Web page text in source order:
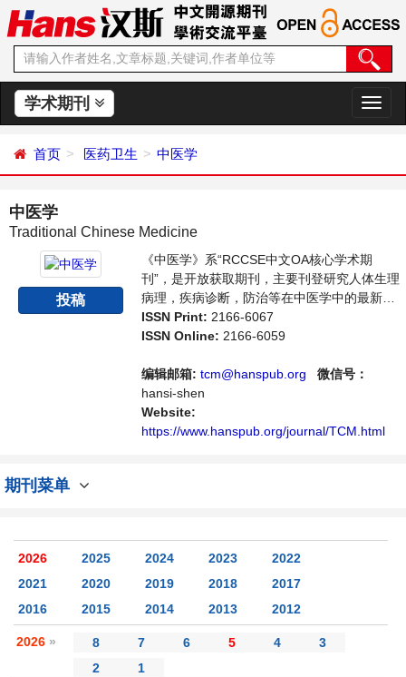
学术期刊
切
换
首页 医药卫生 中医学
中医学
Traditional Chinese Medicine
投稿
《中医学》系“RCCSE中文OA核心学术期
刊”，是开放获取期刊，主要刊登研究人体生理
病理，疾病诊断，防治等在中医学中的最新应
用的论文。本刊支持思想创新、学术创新，倡
导科学，繁荣学术，集学术性、思想性为一
人员提供一个传播、分享和讨论中医学领域内
不同方向问题与发展的交流平台。
ISSN Print: 2166-6067
ISSN Online: 2166-6059
编辑邮箱: tcm@hanspub.org
微信号：
hansi-shen
Website:
https://www.hanspub.org/journal/TCM.html
期刊菜单
2026 2025 2024 2023
2022
2021
2020 2019 2018
2017
2016
2015 2014 2013 2012
2026 » 8 7 6 5 4
3
2
1